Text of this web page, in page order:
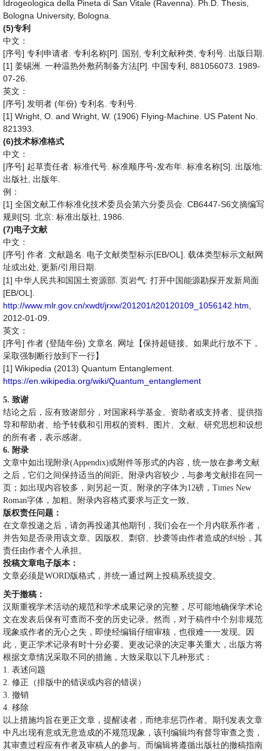
Idrogeologica della Pineta di San Vitale (Ravenna). Ph.D. Thesis,
Bologna University, Bologna.
(5)专利
中文：
[序号] 专利申请者 专利名称[P]. 国别 专利文献种类 专利号 出版日期
[1] 姜锡洲 一种温热外敷药制备方法[P]. 中国专利
, 881056073. 1989-
07-26.
英文：
[序号] 发明者 (年份) 专利名 专利号
[1] Wright, O. and Wright, W. (1906) Flying-Machine. US Patent No.
821393.
(6)技术标准格式
中文：
[序号] 起草责任者 标准代号 标准顺序号-发布年 标准名称[S]. 出版地:
出版社 出版年
例：
[1] 全国文献工作标准化技术委员会第六分委员会 . CB6447-S6文摘编写
规则 [S]. 北京: 标准出版社 , 1986.
(7)电子文献
中文：
[序号] 作者 文献题名 电子文献类型标示[EB/OL]. 载体类型标示文献网
址或出处
更新/引用日期
[1] 中华人民共和国国土资源部 页岩气: 打开中国能源勘探开发新局面
[EB/OL].
http://www.mlr.gov.cn/xwdt/jrxw/201201/t20120109_1056142.htm
2012-01-09.
英文：
[序号] 作者 (登陆年份) 文章名
网址【保持超链接。如果此行放不下，
采取强制断行放到下一行】
[1] Wikipedia (2013) Quantum Entanglement.
https://en.wikipedia.org/wiki/Quantum_entanglement
5. 致谢
结论之后，应有致谢部分，对国家科学基金、资助者或支持者、提供指
导和帮助者、给予转载和引用权的资料、图片、文献、研究思想和设想
的所有者，表示感谢。
6. 附录
文章中如出现附录(Appendix)或附件等形式的内容，统一放在参考文献
之后，它们之间保持适当的间距。附录内容较少，与参考文献排在同一
页；如出现内容较多，则另起一页。附录的字体为12磅 ， Times New
Roman字体，加粗。附录内容格式要求与正文一致。
版权责任问题：
在文章投递之后，请勿再投递其他期刊，我们会在一个月内联系作者，
并告知是否录用该文章。因版权、剽窃、抄袭等由作者造成的纠纷，其
责任由作者个人承担。
投稿文章电子版本：
文章必须是WORD版格式，并统一通过网上投稿系统提交。
关于撤稿：
汉斯重视学术活动的规范和学术成果记录的完整，尽可能地确保学术论
文在发表后保有可查而不变的历史记录。然而，对于稿件中个别非规范
现象或作者的无心之失，即使经编辑仔细审核，也很难一一发现。因
此，更正学术记录有时十分必要。更改记录的决定事关重大，出版方将
根据文章情况采取不同的措施，大致采取以下几种形式：
1. 表述问题
2. 修正（排版中的错误或内容的错误）
3. 撤销
4. 移除
以上措施均旨在更正文章，提醒读者，而绝非惩罚作者。期刊发表文章
中凡出现有意或无意造成的不规范现象，该刊编辑均有督导审查之责，
其审查过程应有作者及审稿人的参与。而编辑将遵循出版社的撤稿指南